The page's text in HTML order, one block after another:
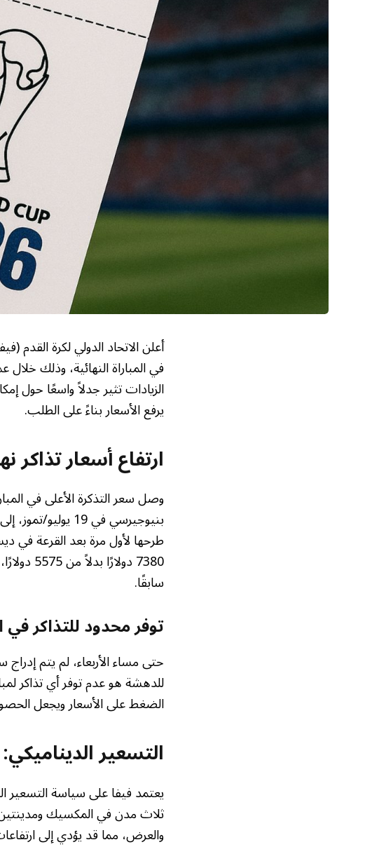
أعلن الاتحاد الدولي لكرة القدم
في المباراة النهائية، وذلك
الزيادات تثير جدلاً واسعًا حول
يرفع الأسعار بناءً على الطلب.
ارتفاع أسعار تذاكر
وصل سعر التذكرة الأعلى في
طرحها لأول مرة بعد القرعة في
سابقًا.
توفر محدود للتذاكر في
للدهشة هو عدم توفر أي تذاكر
الضغط على الأسعار ويجعل
التسعير
ثلاث مدن في المكسيك ومدينتين
والعرض، مما قد يؤدي إلى